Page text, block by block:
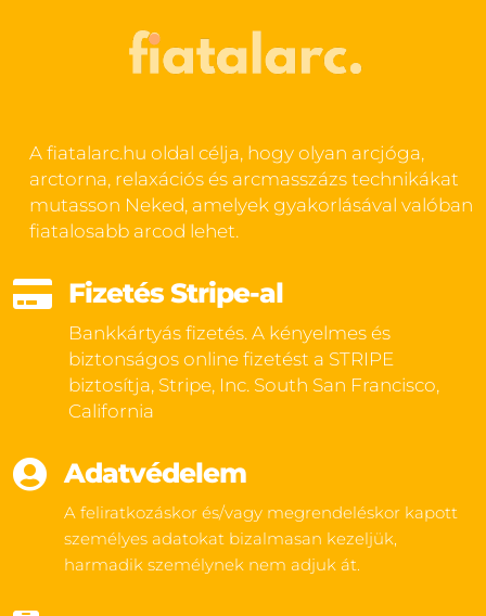
A fiatalarc.hu oldal célja, hogy olyan arcjóga,
arctorna, relaxációs és arcmasszázs technikákat
mutasson Neked, amelyek gyakorlásával valóban
fiatalosabb arcod lehet.
 Fizetés Stripe-al
Bankkártyás fizetés. A kényelmes és
biztonságos online fizetést a STRIPE
biztosítja, Stripe, Inc. South San Francisco,
California
 Adatvédelem
A feliratkozáskor és/vagy megrendeléskor kapott
személyes adatokat bizalmasan kezeljük,
harmadik személynek nem adjuk át.